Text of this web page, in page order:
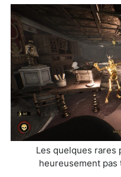
Les quelques rares
heureusement